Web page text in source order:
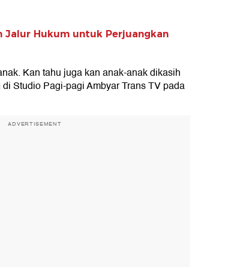
Jalur Hukum untuk Perjuangkan
Kan tahu juga kan anak-anak dikasih
Studio Pagi-pagi Ambyar Trans TV pada
ADVERTISEMENT